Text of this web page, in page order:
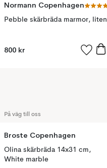
Normann Copenhagen
Pebble skärbräda marmor, liten
800 kr
På väg till oss
Broste Copenhagen
Olina skärbräda 14x31 cm,
White marble